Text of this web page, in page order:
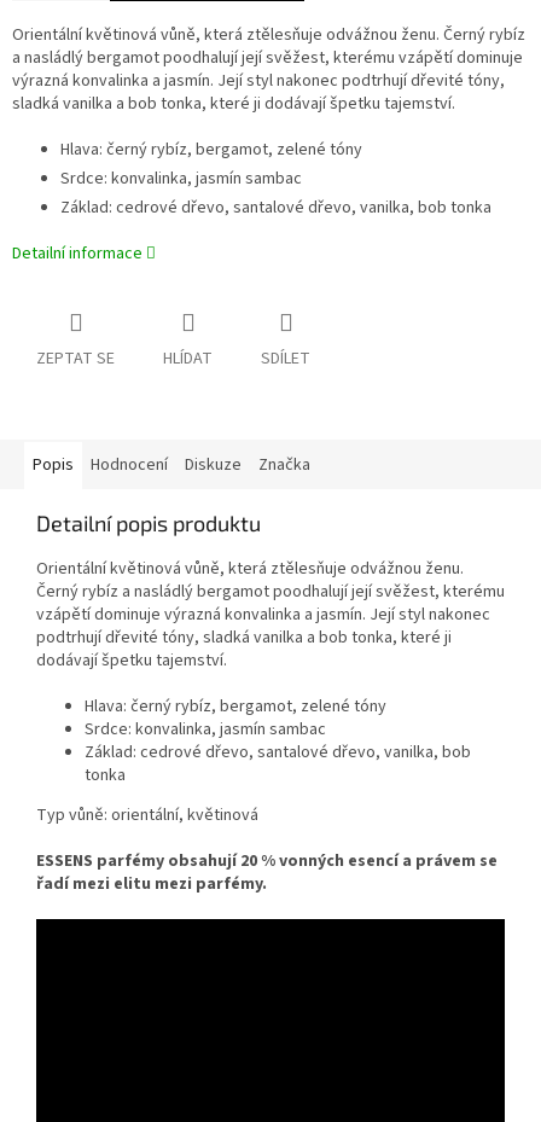
Orientální květinová vůně, která ztělesňuje odvážnou ženu. Černý rybíz
a nasládlý bergamot poodhalují její svěžest, kterému vzápětí dominuje
výrazná konvalinka a jasmín. Její styl nakonec podtrhují dřevité tóny,
sladká vanilka a bob tonka, které ji dodávají špetku tajemství.
Hlava: černý rybíz, bergamot, zelené tóny
Srdce: konvalinka, jasmín sambac
Základ: cedrové dřevo, santalové dřevo, vanilka, bob tonka
Detailní informace
ZEPTAT SE HLÍDAT SDÍLET
Popis Hodnocení Diskuze Značka
Detailní popis produktu
Orientální květinová vůně, která ztělesňuje odvážnou ženu.
Černý rybíz a nasládlý bergamot poodhalují její svěžest, kterému
vzápětí dominuje výrazná konvalinka a jasmín. Její styl nakonec
podtrhují dřevité tóny, sladká vanilka a bob tonka, které ji
dodávají špetku tajemství.
Hlava: černý rybíz, bergamot, zelené tóny
Srdce: konvalinka, jasmín sambac
Základ: cedrové dřevo, santalové dřevo, vanilka, bob
tonka
Typ vůně: orientální, květinová
ESSENS parfémy obsahují 20 % vonných esencí a právem se
řadí mezi elitu mezi parfémy.